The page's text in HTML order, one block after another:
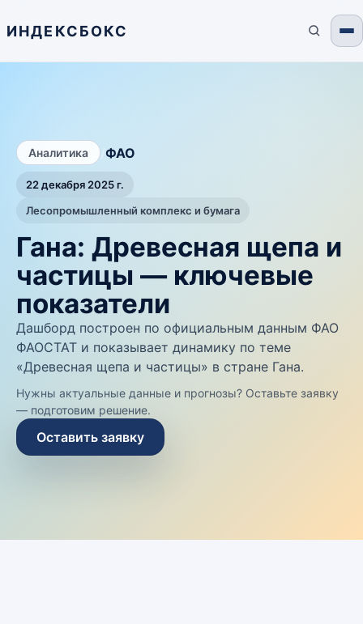
ИНДЕКСБОКС
Аналитика ФАО
22 декабря 2025 г.
Лесопромышленный комплекс и бумага
Гана: Древесная щепа и
частицы — ключевые
показатели
Дашборд построен по официальным данным ФАО
ФАОСТАТ и показывает динамику по теме
«Древесная щепа и частицы» в стране Гана.
Нужны актуальные данные и прогнозы? Оставьте заявку
— подготовим решение.
Оставить заявку